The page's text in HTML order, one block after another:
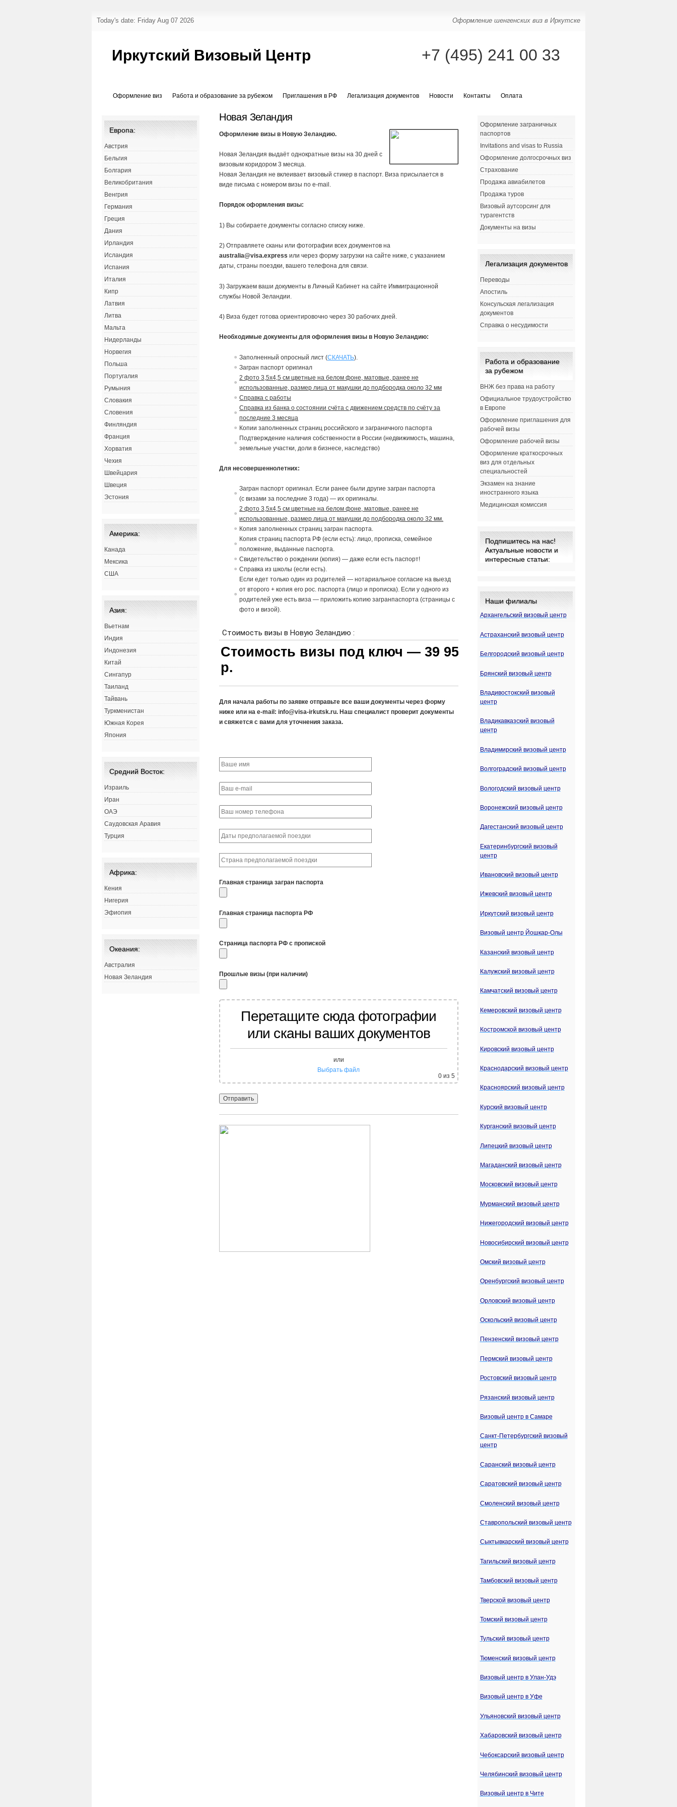
Оформление шенгенских виз в Иркутске
Today's date: Friday Aug 07 2026
Иркутский Визовый Центр +7 (495) 241 00 33
Оформление виз Работа и образование за рубежом Приглашения в РФ Легализация документов Новости Контакты Оплата
Новая Зеландия
Оформление визы в Новую Зеландию.
Новая Зеландия выдаёт однократные визы на 30 дней с
визовым коридором 3 месяца.
Новая Зеландия не вклеивает визовый стикер в паспорт. Виза присылается в
виде письма с номером визы по e-mail.
Порядок оформления визы:
1) Вы собираете документы согласно списку ниже.
2) Отправляете сканы или фотографии всех документов на
australia@visa.express или через форму загрузки на сайте ниже, с указанием
даты, страны поездки, вашего телефона для связи.
3) Загружаем ваши документы в Личный Кабинет на сайте Иммиграционной
службы Новой Зеландии.
4) Виза будет готова ориентировочно через 30 рабочих дней.
Необходимые документы для оформления визы в Новую Зеландию:
Заполненный опросный лист (СКАЧАТЬ).
Загран паспорт оригинал
2 фото 3,5х4,5 см цветные на белом фоне, матовые, ранее не
использованные, размер лица от макушки до подбородка около 32 мм
Справка с работы
Справка из банка о состоянии счёта c движением средств по счёту за
последние 3 месяца
Копии заполненных страниц российского и заграничного паспорта
Подтверждение наличия собственности в России (недвижимость, машина,
земельные участки, доли в бизнесе, наследство)
Для несовершеннолетних:
Загран паспорт оригинал. Если ранее были другие загран паспорта
(свизами за последние 3 года) — их оригиналы.
2 фото 3,5х4,5 см цветные на белом фоне, матовые, ранее не
использованные, размер лица от макушки до подбородка около 32 мм.
Копия заполненных страниц загран паспорта.
Копия страниц паспорта РФ (если есть): лицо, прописка, семейное
положение,выданные паспорта.
Свидетельство о рождении (копия) — даже если есть паспорт!
Справка из школы (если есть).
Если едет только один из родителей — нотариальное согласиена выезд
отвторого + копия его рос. паспорта (лицо и прописка). Если у одного из
родителей уже есть виза — приложить копию загранпаспорта (страницы с
фото и визой).
Для начала работы по заявке отправьте все ваши документы через форму
ниже или на e-mail: info@visa-irkutsk.ru. Наш специалист проверит документы
и свяжется с вами для уточнения заказа.
Главная страница загран паспорта
Главная страница паспорта РФ
Страница паспорта РФ с пропиской
Прошлые визы (при наличии)
Перетащите сюда фотографии
или сканы ваших документов
или
Выбрать файл
0из 5
Европа:
Австрия
Бельгия
Болгария
Великобритания
Венгрия
Германия
Греция
Дания
Ирландия
Исландия
Испания
Италия
Кипр
Латвия
Литва
Мальта
Нидерланды
Норвегия
Польша
Португалия
Румыния
Словакия
Словения
Финляндия
Франция
Хорватия
Чехия
Швейцария
Швеция
Эстония
Америка:
Канада
Мексика
США
Азия:
Вьетнам
Индия
Индонезия
Китай
Сингапур
Таиланд
Тайвань
Туркменистан
Южная Корея
Япония
Средний Восток:
Израиль
Иран
ОАЭ
Саудовская Аравия
Турция
Африка:
Кения
Нигерия
Эфиопия
Океания:
Австралия
Новая Зеландия
Оформление заграничных
паспортов
Invitations and visas to Russia
Оформление долгосрочных виз
Страхование
Продажа авиабилетов
Продажа туров
Визовый аутсорсинг для
турагентств
Документы на визы
Легализация документов
Переводы
Апостиль
Консульская легализация
документов
Справка о несудимости
Работа и образование
за рубежом
ВНЖ без права на работу
Официальное трудоустройство
в Европе
Оформление приглашения для
рабочей визы
Оформление рабочей визы
Оформление краткосрочных
виз для отдельных
специальностей
Экзамен на знание
иностранного языка
Медицинская комиссия
Подпишитесь на нас!
Актуальные новости и
интересные статьи:
Наши филиалы
Архангельский визовый центр
Астраханский визовый центр
Белгородский визовый центр
Брянский визовый центр
Владивостокский визовый
центр
Владикавказский визовый
центр
Владимирский визовый центр
Волгоградский визовый центр
Вологодский визовый центр
Воронежский визовый центр
Дагестанский визовый центр
Екатеринбургский визовый
центр
Ивановский визовый центр
Ижевский визовый центр
Иркутский визовый центр
Визовый центр Йошкар-Олы
Казанский визовый центр
Калужский визовый центр
Камчатский визовый центр
Кемеровский визовый центр
Костромской визовый центр
Кировский визовый центр
Краснодарский визовый центр
Красноярский визовый центр
Курский визовый центр
Курганский визовый центр
Липецкий визовый центр
Магаданский визовый центр
Московский визовый центр
Мурманский визовый центр
Нижегородский визовый центр
Новосибирский визовый центр
Омский визовый центр
Оренбургский визовый центр
Орловский визовый центр
Оскольский визовый центр
Пензенский визовый центр
Пермский визовый центр
Ростовский визовый центр
Рязанский визовый центр
Визовый центр в Самаре
Санкт-Петербургский визовый
центр
Саранский визовый центр
Саратовский визовый центр
Смоленский визовый центр
Ставропольский визовый центр
Сыктывкарский визовый центр
Тагильский визовый центр
Тамбовский визовый центр
Тверской визовый центр
Томский визовый центр
Тульский визовый центр
Тюменский визовый центр
Визовый центр в Улан-Удэ
Визовый центр в Уфе
Ульяновский визовый центр
Хабаровский визовый центр
Чебоксарский визовый центр
Челябинский визовый центр
Визовый центр в Чите